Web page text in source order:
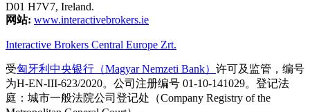
D01 H7V7, Ireland.
网站: www.interactivebrokers.ie
Interactive Brokers Central Europe Zrt.
受匈牙利中央银行（Magyar Nemzeti Bank） 许可及监管，编号
为H-EN-III-623/2020。公司注册编号 01-10-141029。登记法
庭：城市一般法院公司登记处（Company Registry of the